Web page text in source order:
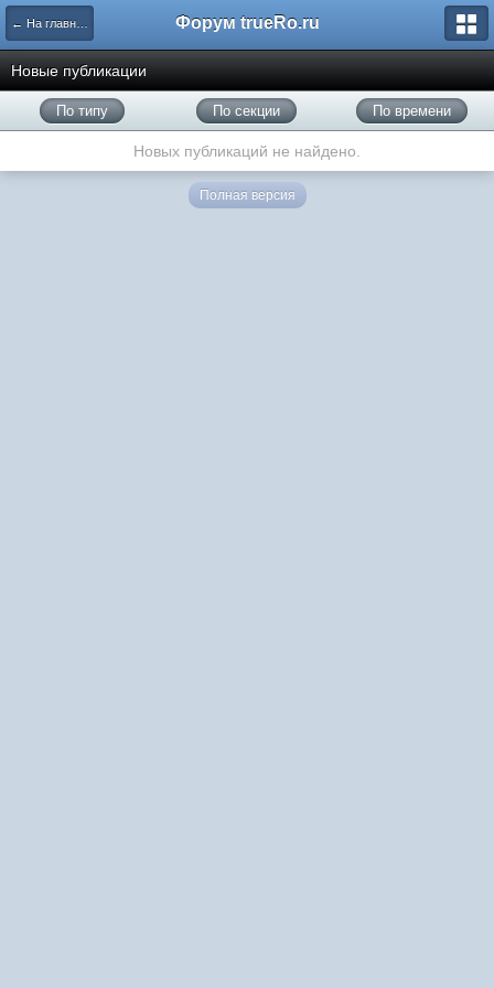
← На главную Форум trueRo.ru
Новые публикации
По типу По секции По времени
Новых публикаций не найдено.
Полная версия